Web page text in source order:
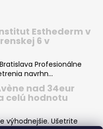
Esthederm v
6 v
Profesionálne
navrhn...
nad 34eur
celú hodnotu
výhodnejšie. Ušetrite